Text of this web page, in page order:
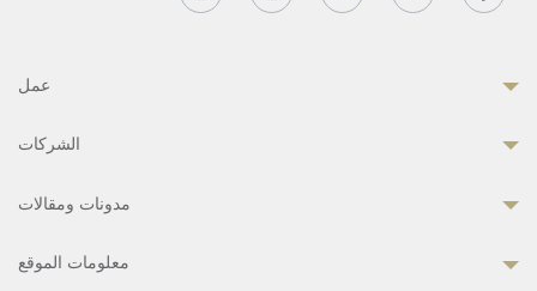
عمل
الشركات
مدونات ومقالات
معلومات الموقع